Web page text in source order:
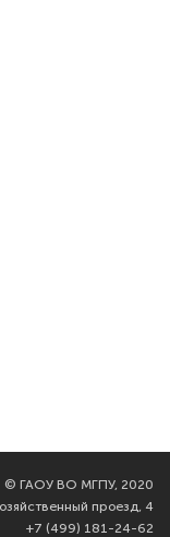
© ГАОУ ВО МГПУ, 2020
проезд, 4
+7 (499) 181-24-62